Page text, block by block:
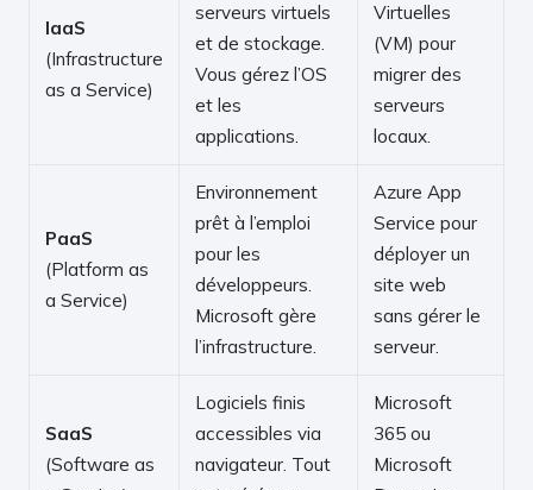
IaaS
(Infrastructure
as a Service)
serveurs virtuels
et de stockage.
Vous gérez l’OS
et les
applications.
Virtuelles
(VM) pour
migrer des
serveurs
locaux.
PaaS
(Platform as
a Service)
Environnement
prêt à l’emploi
pour les
développeurs.
Microsoft gère
l’infrastructure.
Azure App
Service pour
déployer un
site web
sans gérer le
serveur.
SaaS
(Software as
Logiciels finis
accessibles via
navigateur. Tout
Microsoft
365 ou
Microsoft